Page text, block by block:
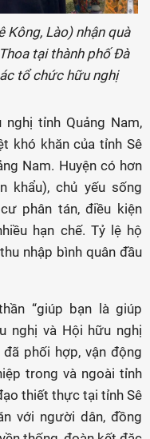
Kông, Lào) nhận quà
tại thành phố Đà
tổ chức hữu nghị
tỉnh Quảng Nam,
khó khăn của tỉnh Sê
Nam. Huyện có hơn
khẩu), chủ yếu sống
phân tán, điều kiện
hạn chế. Tỷ lệ hộ
nhập bình quân đầu
“giúp bạn là giúp
nghị và Hội hữu nghị
phối hợp, vận động
trong và ngoài tỉnh
thiết thực tại tỉnh Sê
với người dân, đồng